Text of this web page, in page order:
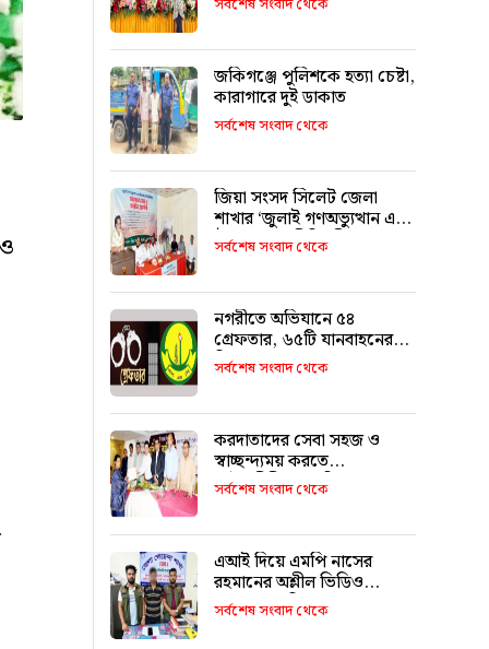
জকিগঞ্জে পুলিশকে হত্যা চেষ্টা,
কারাগারে দুই ডাকাত
সর্বশেষ সংবাদ থেকে
জিয়া সংসদ সিলেট জেলা
শাখার ‘জুলাই গণঅভ্যুত্থান এবং
ঐক্যের রাজনীতি’ শীর্ষক
আলোচনা
সর্বশেষ সংবাদ থেকে
নগরীতে অভিযানে ৫৪
গ্রেফতার, ৬৫টি যানবাহনের
বিরুদ্ধে মামলা
সর্বশেষ সংবাদ থেকে
করদাতাদের সেবা সহজ ও
স্বাচ্ছন্দ্যময় করতে
আইনজীবীদের ভূমিকা
অপরিহার্য: কর কমিশনার
সর্বশেষ সংবাদ থেকে
এআই দিয়ে এমপি নাসের
রহমানের অশ্লীল ভিডিও
ছড়ানোর অভিযোগে সাভার
থেকে আটক ১
সর্বশেষ সংবাদ থেকে